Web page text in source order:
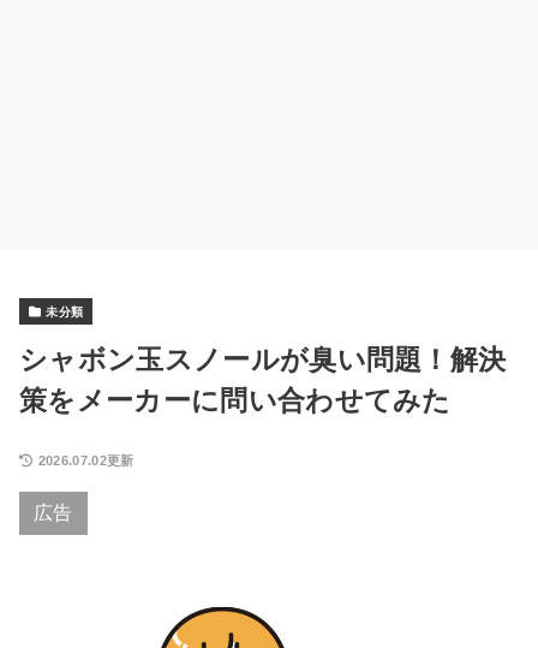
未分類
シャボン玉スノールが臭い問題！解決
策をメーカーに問い合わせてみた
2026.07.02更新
広告